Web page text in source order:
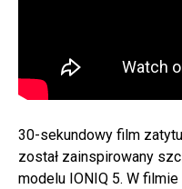
30-sekundowy film
został zainspirowany
modelu IONIQ 5. W